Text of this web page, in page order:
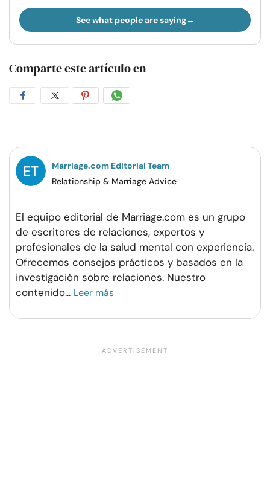
See what people are saying
Comparte este artículo en
CompartirCompartirCompartirCompartir
Marriage.com Editorial Team
Relationship & Marriage Advice
El equipo editorial de Marriage.com es un grupo
de escritores de relaciones, expertos y
profesionales de la salud mental con experiencia.
Ofrecemos consejos prácticos y basados en la
investigación sobre relaciones. Nuestro
contenido... Leer más